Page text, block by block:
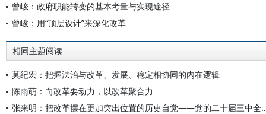
曾峻：政府职能转变的基本考量与实现途径
曾峻：用“顶层设计”来深化改革
相同主题阅读
莫纪宏：把握法治与改革、发展、稳定相协同的内在逻辑
陈雨萌：向改革要动力，以改革聚合力
张来明：把改革摆在更加突出位置